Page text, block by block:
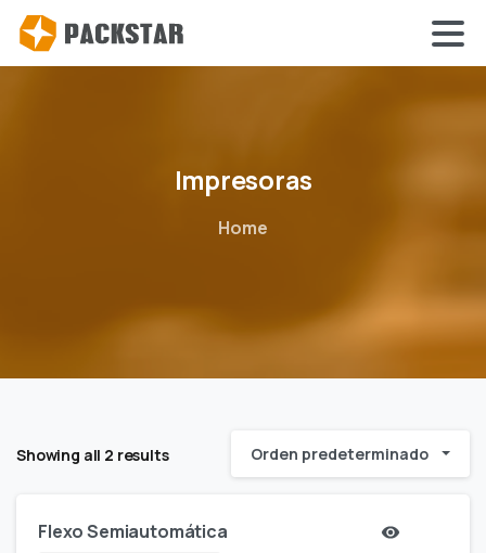
Impresoras
Home
Showing all 2 results Orden predeterminado
Flexo Semiautomática